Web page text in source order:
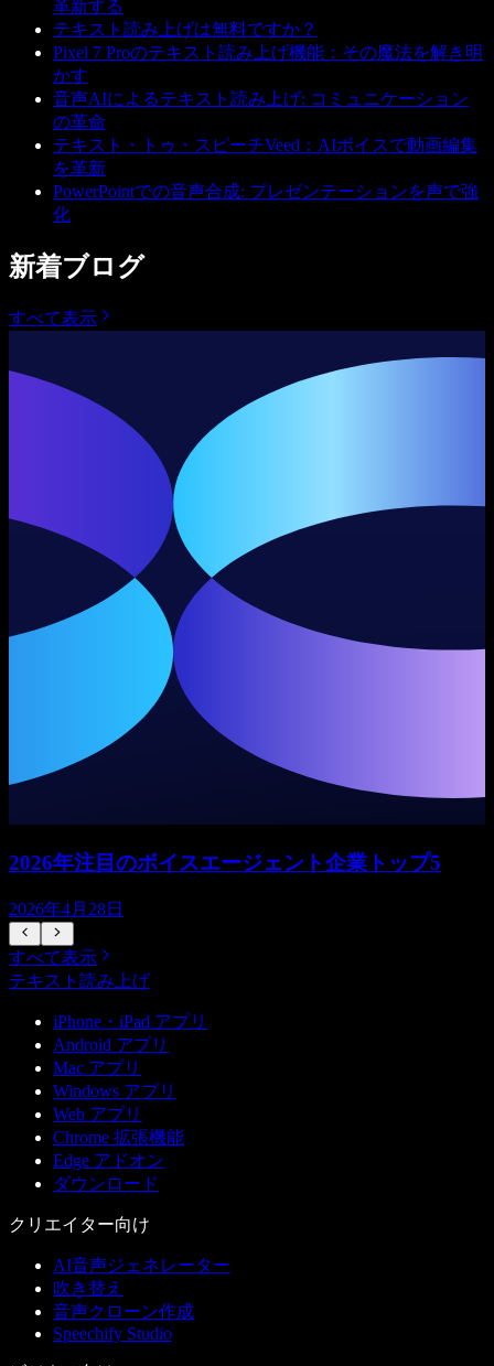
革新する
テキスト読み上げは無料ですか？
Pixel 7 Proのテキスト読み上げ機能：その魔法を解き明
かす
音声AIによるテキスト読み上げ: コミュニケーション
の革命
テキスト・トゥ・スピーチVeed：AIボイスで動画編集
を革新
PowerPointでの音声合成: プレゼンテーションを声で強
化
新着ブログ
すべて表示
2026年注目のボイスエージェント企業トップ5
2026年4月28日
すべて表示
テキスト読み上げ
iPhone・iPad アプリ
Android アプリ
Mac アプリ
Windows アプリ
Web アプリ
Chrome 拡張機能
Edge アドオン
ダウンロード
クリエイター向け
AI音声ジェネレーター
吹き替え
音声クローン作成
Speechify Studio